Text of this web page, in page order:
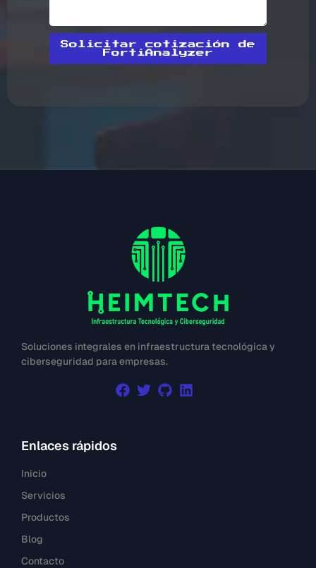
Solicitar cotización de
FortiAnalyzer
Soluciones integrales en infraestructura tecnológica y
ciberseguridad para empresas.
Enlaces rápidos
Inicio
Servicios
Productos
Blog
Contacto